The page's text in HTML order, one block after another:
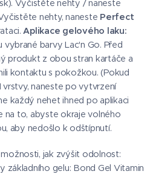
Vyčistěte nehty / naneste
nehty, naneste Perfect
Aplikace gelového laku:
vybrané barvy Lac'n Go. Před
produkt z obou stran kartáče a
kontaktu s pokožkou. (Pokud
vrstvy, naneste po vytvrzení
každý nehet ihned po aplikaci
na to, abyste okraje volného
aby nedošlo k odštípnutí.
možnosti, jak zvýšit odolnost:
základního gelu: Bond Gel Vitamin